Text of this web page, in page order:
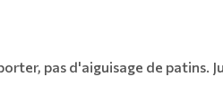
pas d'aiguisage de patins.